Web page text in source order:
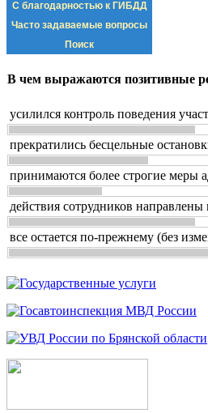
С благодарностью к ГИБДД
Часто задаваемые вопросы
Поиск
В чем выражаются позитивные
усилился контроль поведения
прекратились бесцельные
принимаются более строгие меры
действия сотрудников
все остается по-прежнему (без